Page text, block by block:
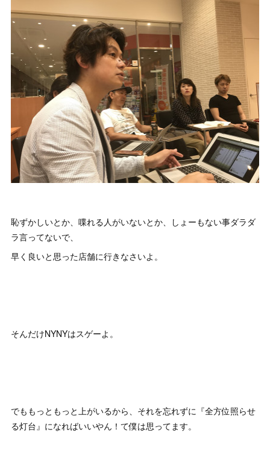
恥ずかしいとか、喋れる人がいないとか、しょーもない事ダラダ
ラ言ってないで、
早く良いと思った店舗に行きなさいよ。
そんだけNYNYはスゲーよ。
でももっともっと上がいるから、それを忘れずに『全方位照らせ
る灯台』になればいいやん！て僕は思ってます。